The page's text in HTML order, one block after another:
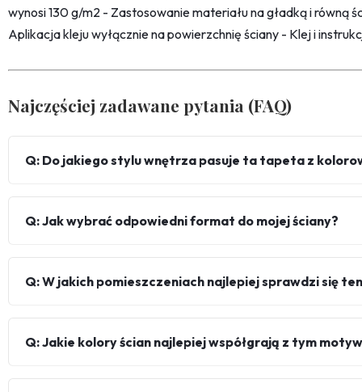
wynosi 130 g/m2 - Zastosowanie materiału na gładką i równą
Aplikacja kleju wyłącznie na powierzchnię ściany - Klej i
Najczęściej zadawane pytania (FAQ)
Q: Do jakiego stylu wnętrza pasuje ta tapeta z
Q: Jak wybrać odpowiedni format do mojej ściany?
Q: W jakich pomieszczeniach najlepiej sprawdzi się
Q: Jakie kolory ścian najlepiej współgrają z tym